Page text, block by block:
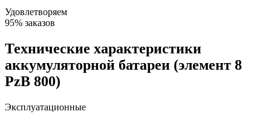
Удовлетворяем
95% заказов
Технические характеристики
аккумуляторной батареи (элемент 8
PzB 800)
Эксплуатационные